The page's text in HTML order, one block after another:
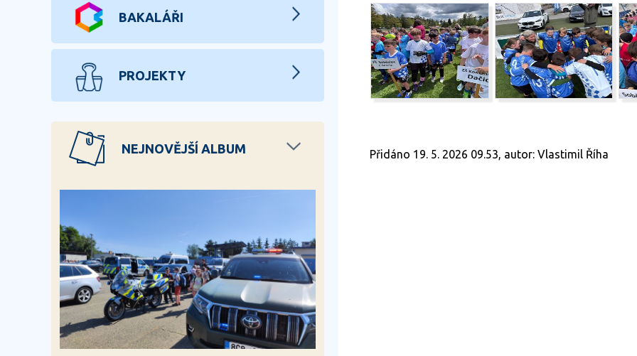
Přidáno 19. 5. 2026 09.53, autor: Vlastimil Říha
BAKALÁŘI
PROJEKTY
NEJNOVĚJŠÍ ALBUM